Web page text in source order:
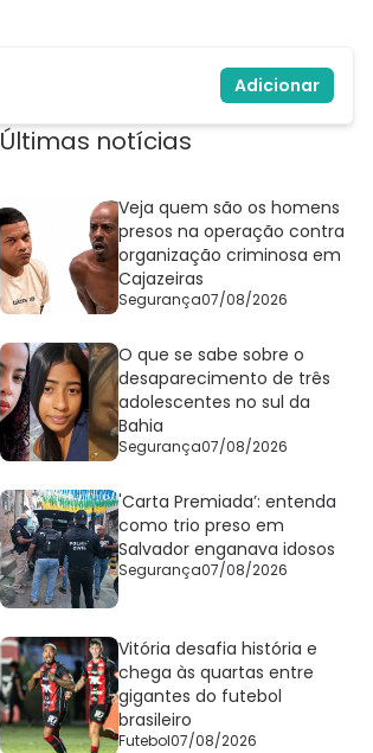
Adicionar
Últimas notícias
Veja quem são os homens
presos na operação contra
organização criminosa em
Cajazeiras
Segurança07/08/2026
O que se sabe sobre o
desaparecimento de três
adolescentes no sul da
Bahia
Segurança07/08/2026
'Carta Premiada’: entenda
como trio preso em
Salvador enganava idosos
Segurança07/08/2026
Vitória desafia história e
chega às quartas entre
gigantes do futebol
brasileiro
Futebol07/08/2026